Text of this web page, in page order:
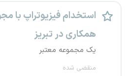
استخدام فیزیوتراپ با
همکاری در تبریز
یک مجموعه معتبر
منقضی شده